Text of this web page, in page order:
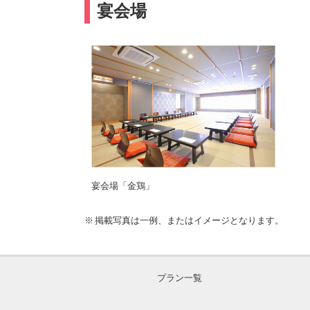
宴会場
宴会場「金鶏」
掲載写真は一例、またはイメージとなります。
プラン一覧